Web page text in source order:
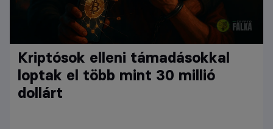
Kriptósok elleni támadásokkal
loptak el több mint 30 millió
dollárt